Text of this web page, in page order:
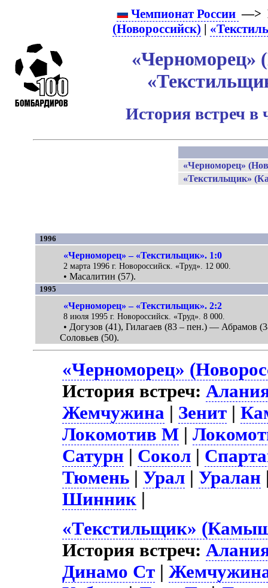
Чемпионат России —>
(Новороссийск) |
«Черноморец»
История встреч в
«Черноморец»
«Текстильщик»
1996
«Черноморец» – «Текстильщик». 1:0
2 марта 1996 г. Новороссийск. «Труд». 12 000.
• Масалитин (57).
1995
«Черноморец» – «Текстильщик». 2:2
8 июля 1995 г. Новороссийск. «Труд». 8 000.
• Догузов (41), Гилагаев (83 – пен.) — Абрамов
Соловьев (50).
«Черноморец»
История встреч:
Жемчужина | Зенит |
Локомотив М |
Сатурн | Сокол |
Тюмень |Урал |Уралан
Шинник |
«Текстильщик»
История встреч:
Динамо Ст |